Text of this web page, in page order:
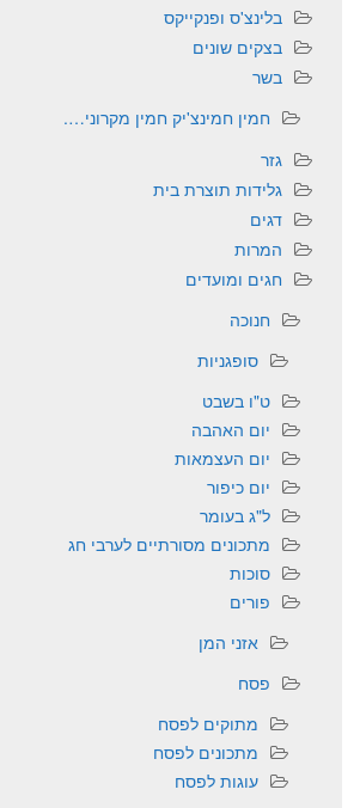
בלינצ'ס ופנקייקס
בצקים שונים
בשר
חמין חמינצ'יק חמין מקרוני….
גזר
גלידות תוצרת בית
דגים
המרות
חגים ומועדים
חנוכה
סופגניות
ט"ו בשבט
יום האהבה
יום העצמאות
יום כיפור
ל"ג בעומר
מתכונים מסורתיים לערבי חג
סוכות
פורים
אזני המן
פסח
מתוקים לפסח
מתכונים לפסח
עוגות לפסח